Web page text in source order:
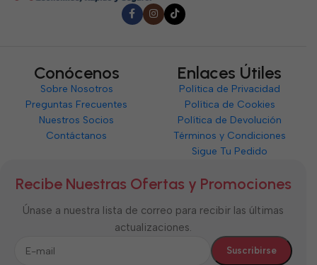
Conócenos
Sobre Nosotros
Preguntas Frecuentes
Nuestros Socios
Contáctanos
Enlaces Útiles
Política de Privacidad
Política de Cookies
Política de Devolución
Términos y Condiciones
Sigue Tu Pedido
Recibe Nuestras Ofertas y Promociones
Únase a nuestra lista de correo para recibir las últimas
actualizaciones.